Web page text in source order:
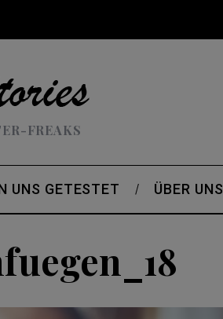
FREAKS
UNS GETESTET ÜBER UNS